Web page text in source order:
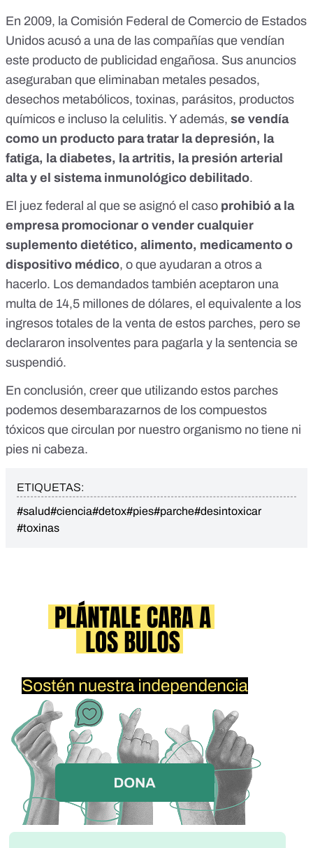
En 2009, la Comisión Federal de Comercio de Estados
Unidos acusó a una de las compañías que vendían
este producto de publicidad engañosa. Sus anuncios
aseguraban que eliminaban metales pesados,
desechos metabólicos, toxinas, parásitos, productos
químicos e incluso la celulitis. Y además, se vendía
como un producto para tratar la depresión, la
fatiga, la diabetes, la artritis, la presión arterial
alta y el sistema inmunológico debilitado.
El juez federal al que se asignó el caso prohibió a la
empresa promocionar o vender cualquier
suplemento dietético, alimento, medicamento o
dispositivo médico, o que ayudaran a otros a
hacerlo. Los demandados también aceptaron una
multa de 14,5 millones de dólares, el equivalente a los
ingresos totales de la venta de estos parches, pero se
declararon insolventes para pagarla y la sentencia se
suspendió.
En conclusión, creer que utilizando estos parches
podemos desembarazarnos de los compuestos
tóxicos que circulan por nuestro organismo no tiene ni
pies ni cabeza.
ETIQUETAS:
#salud#ciencia#detox#pies#parche#desintoxicar
#toxinas